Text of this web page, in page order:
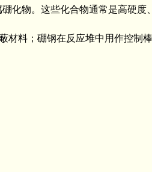
化物。这些化合物通常是高硬
材料；硼钢在反应堆中用作控制